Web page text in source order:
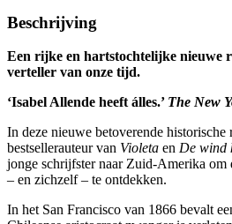
Beschrijving
Een rijke en hartstochtelijke nieuwe
verteller van onze tijd.
‘Isabel Allende heeft álles.’ The New
In deze nieuwe betoverende
bestsellerauteur van Violeta en De wind
jonge schrijfster naar Zuid-Amerika om
– en zichzelf – te ontdekken.
In het San Francisco van 1866 bevalt